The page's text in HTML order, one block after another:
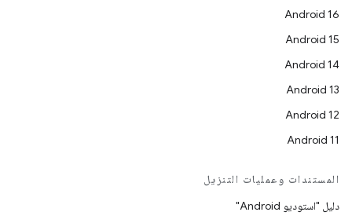
Android 16
Android 15
Android 14
Android 13
Android 12
Android 11
المستندات وعمليات التنزيل
دليل "استوديو Android"